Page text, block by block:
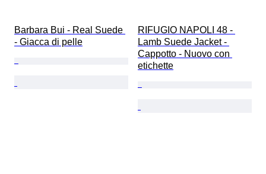
Barbara Bui - Real Suede
- Giacca di pelle
RIFUGIO NAPOLI 48 -
Lamb Suede Jacket -
Cappotto - Nuovo con
etichette